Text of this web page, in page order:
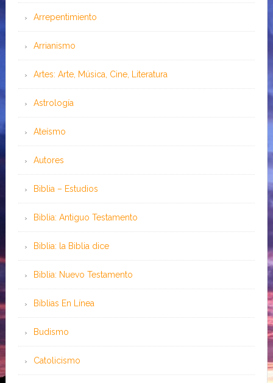
Arrepentimiento
Arrianismo
Artes: Arte, Música, Cine, Literatura
Astrología
Ateísmo
Autores
Biblia – Estudios
Biblia: Antiguo Testamento
Biblia: la Biblia dice
Biblia: Nuevo Testamento
Bíblias En Línea
Budismo
Catolicismo